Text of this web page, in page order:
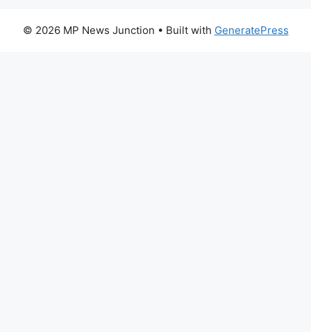
© 2026 MP News Junction • Built with GeneratePress